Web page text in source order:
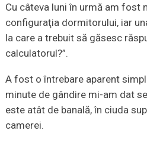
Cu câteva luni în urmă am fost
configuraţia dormitorului, iar
la care a trebuit să găsesc
calculatorul?”.
A fost o întrebare aparent
minute de gândire mi-am dat
este atât de banală, în ciuda
camerei.